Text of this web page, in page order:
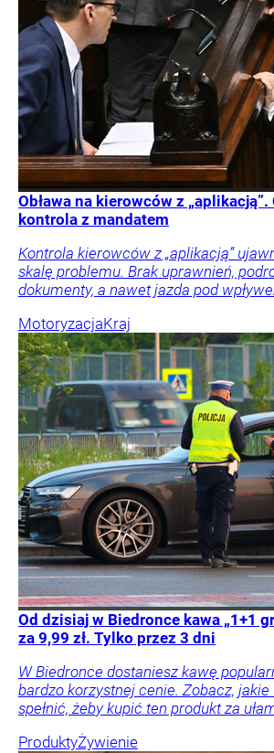
Obława na kierowców z „aplikacją”.
kontrola z mandatem
Kontrola kierowców z „aplikacją”
skalę problemu. Brak uprawnień,
dokumenty, a nawet jazda pod
MotoryzacjaKraj
Od dzisiaj w Biedronce kawa „1+1
za 9,99 zł. Tylko przez 3 dni
W Biedronce dostaniesz kawę
bardzo korzystnej cenie. Zobacz,
spełnić, żeby kupić ten produkt za
ProduktyŻywienie